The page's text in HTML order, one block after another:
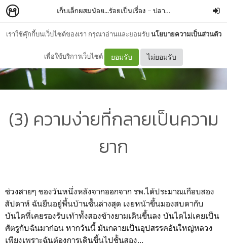
เราใช้คุ๊กกี้บนเว็บไซต์ของเรา กรุณาอ่านและยอมรับนโยบายความเป็นส่วนตัว
เพื่อใช้บริการเว็บไซต์ ยอมรับ ไม่ยอมรับ
เก็บเล็กผสมน้อย...ร้อยเป็นเรื่อง – ปลายฟ้า
(3) ความง่ายที่กลายเป็นความ
ยาก
ช่วงสายๆ ของวันหนึ่งหลังจากออกจาก รพ.ได้ประมาณเกือบสอง
สัปดาห์ ฉันยืนอยู่พื้นบ้านชั้นล่างสุด เงยหน้าขึ้นมองสบตากับ
บันไดที่เคยรองรับเท้าทั้งสองข้างยามเดินขึ้นลง บันไดไม่เคยเป็น
ศัตรูกับฉันมาก่อน หากวันนี้ มันกลายเป็นอุปสรรคอันใหญ่หลวง
เพียงเพราะฉันต้องการเดินขึ้นไปชั้นสอง...